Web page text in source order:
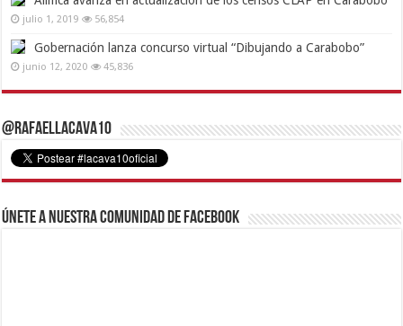
julio 1, 2019 56,854
Gobernación lanza concurso virtual “Dibujando a Carabobo”
junio 12, 2020 45,836
@RafaelLacava10
Únete a nuestra comunidad de Facebook